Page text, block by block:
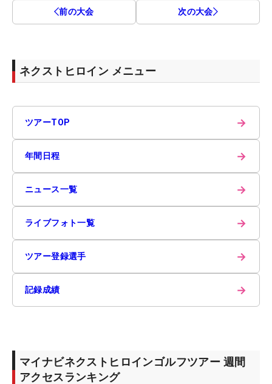
前の大会 次の大会
ネクストヒロイン メニュー
ツアーTOP →
年間日程 →
ニュース一覧 →
ライブフォト一覧 →
ツアー登録選手 →
記録成績 →
マイナビネクストヒロインゴルフツアー 週間
アクセスランキング